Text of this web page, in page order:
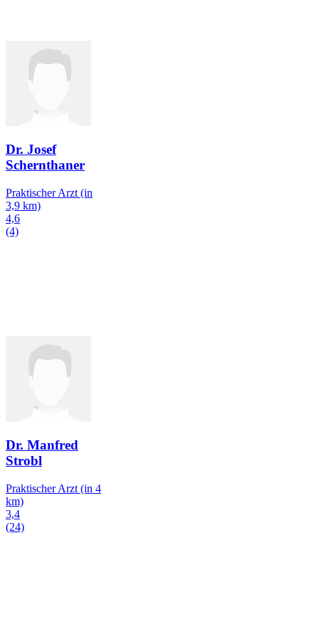
Dr. Josef
Schernthaner
Praktischer Arzt (in
3,9 km)
4,6
(4)
Dr. Manfred
Strobl
Praktischer Arzt (in 4
km)
3,4
(24)